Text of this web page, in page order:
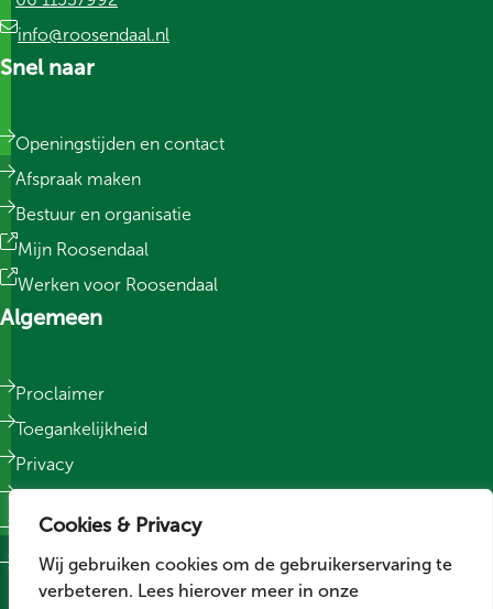
Cookies & Privacy
Wij gebruiken cookies om de gebruikerservaring te
verbeteren. Lees hierover meer in onze
info@roosendaal.nl
Snel naar
Openingstijden en contact
Afspraak maken
Bestuur en organisatie
Mijn Roosendaal
Werken voor Roosendaal
Algemeen
Proclaimer
Toegankelijkheid
Privacy
Sitemap
Cookievoorkeuren wijzigen
Social media